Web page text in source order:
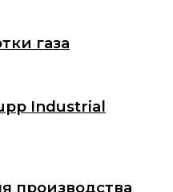
газа
Industrial
производства